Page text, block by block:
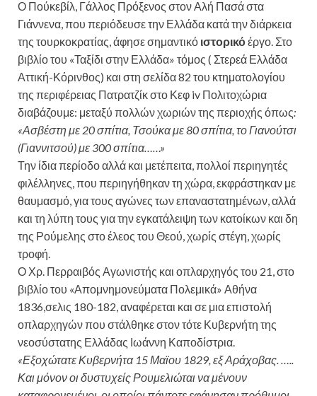
Ο Πούκεβίλ, Γάλλος Πρόξενος στον Αλή Πασά στα
Γιάννενα, που περιόδευσε την Ελλάδα κατά την διάρκεια
της τουρκοκρατίας, άφησε σημαντικό ιστορικόέργο. Στο
βιβλίο του «Ταξίδι στην Ελλάδα» τόμος ( Στερεά Ελλάδα
Αττική-Κόρινθος) και στη σελίδα 82 του κτηματολογίου
της περιφέρειας Πατρατζίκ στο Κεφ iv Πολιτοχώρια
διαβάζουμε: μεταξύ πολλών χωριών της περιοχής όπως:
«Ασβέστη με 20 σπίτια, Τσούκα με 80 σπίτια, το Γιανούτσι
(Γιαννιτσού) με 300 σπίτια……»
Την ίδια περίοδο αλλά και μετέπειτα, πολλοί περιηγητές
φιλέλληνες, που περιηγήθηκαν τη χώρα, εκφράστηκαν με
θαυμασμό, για τους αγώνες των επαναστατημένων, αλλά
και τη λύπη τους για την εγκατάλειψη των κατοίκων και δη
της Ρούμελης στο έλεος του Θεού, χωρίς στέγη, χωρίς
τροφή.
Ο Χρ. Περραιβός Αγωνιστής και οπλαρχηγός του 21, στο
βιβλίο του «Απομνημονεύματα Πολεμικά» Αθήνα
1836,σελις 180-182, αναφέρεται και σε μια επιστολή
οπλαρχηγών που στάλθηκε στον τότε Κυβερνήτη της
νεοσύστατης Ελλάδας Ιωάννη Καποδίστρια.
«Εξοχώτατε Κυβερνήτα 15 Μαϊου 1829, εξ Αράχοβας. …..
Και μόνον οι δυστυχείς Ρουμελιώται να μένουν